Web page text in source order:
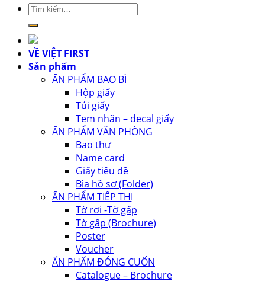
Tìm
kiếm:
VỀ VIỆT FIRST
Sản phẩm
ẤN PHẨM BAO BÌ
Hộp giấy
Túi giấy
Tem nhãn – decal giấy
ẤN PHẨM VĂN PHÒNG
Bao thư
Name card
Giấy tiêu đề
Bìa hồ sơ (Folder)
ẤN PHẨM TIẾP THỊ
Tờ rơi -Tờ gấp
Tờ gấp (Brochure)
Poster
Voucher
ẤN PHẨM ĐÓNG CUỐN
Catalogue – Brochure